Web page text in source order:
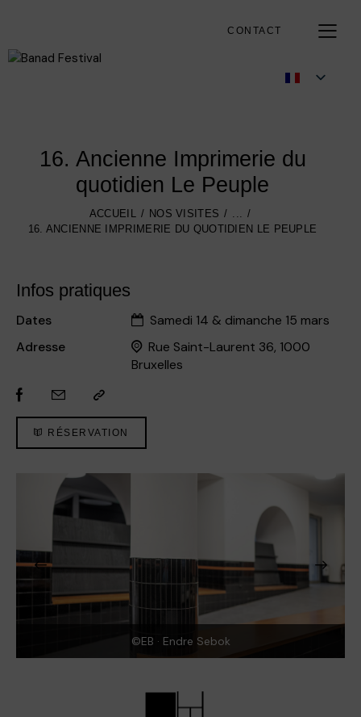
CONTACT
16. Ancienne Imprimerie du
quotidien Le Peuple
ACCUEIL NOS VISITES
16. ANCIENNE IMPRIMERIE DU QUOTIDIEN LE PEUPLE
©EB · Endre Sebok
Infos pratiques
Dates
Samedi 14 & dimanche 15 mars
Adresse
Rue Saint-Laurent 36, 1000
Bruxelles
RÉSERVATION